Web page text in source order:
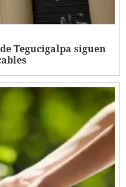
Tegucigalpa siguen